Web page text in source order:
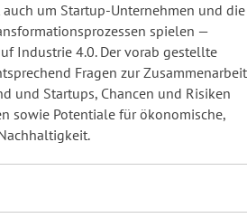
um Startup-Unternehmen und die
spielen —
Industrie 4.0. Der vorab gestellte
Fragen zur Zusammenarbeit
und Startups, Chancen und Risiken
sowie Potentiale für ökonomische,